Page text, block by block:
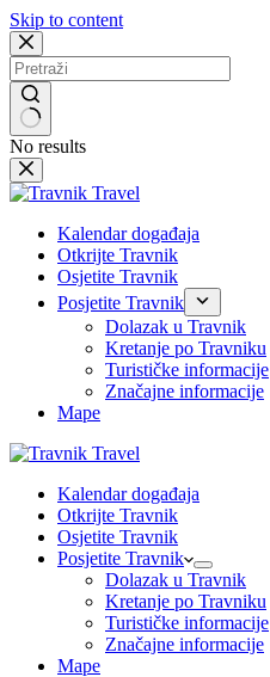
Skip to content
No results
Kalendar događaja
Otkrijte Travnik
Osjetite Travnik
Posjetite Travnik
Dolazak u Travnik
Kretanje po Travniku
Turističke informacije
Značajne informacije
Mape
Kalendar događaja
Otkrijte Travnik
Osjetite Travnik
Posjetite Travnik
Dolazak u Travnik
Kretanje po Travniku
Turističke informacije
Značajne informacije
Mape